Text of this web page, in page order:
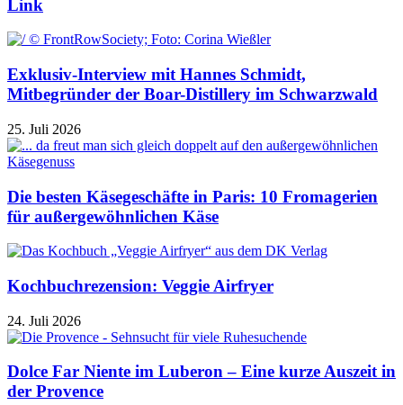
Link
Exklusiv-Interview mit Hannes Schmidt,
Mitbegründer der Boar-Distillery im Schwarzwald
25. Juli 2026
Die besten Käsegeschäfte in Paris: 10 Fromagerien
für außergewöhnlichen Käse
Kochbuchrezension: Veggie Airfryer
24. Juli 2026
Dolce Far Niente im Luberon – Eine kurze Auszeit in
der Provence